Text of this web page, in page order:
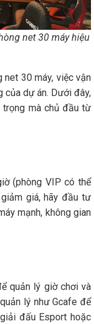
net 30 máy hiệu
net 30 máy, việc vận
của dự án. Dưới đây,
mà chủ đầu từ
(phòng VIP có thể
giá, hãy đầu tư
mạnh, không gian
quản lý giờ chơi và
lý như Gcafe để
đấu Esport hoặc